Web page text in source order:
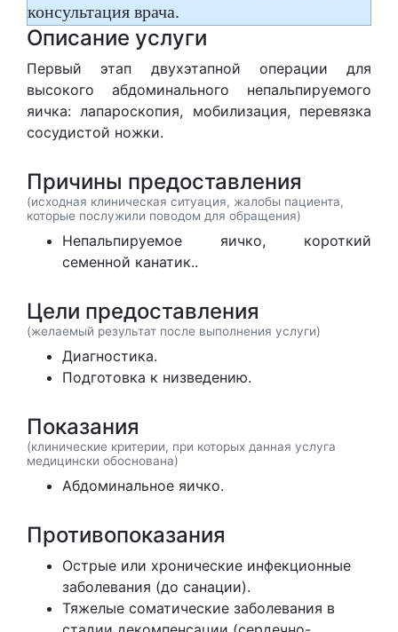
консультация врача.
Описание услуги
Первый этап двухэтапной операции для
высокого абдоминального непальпируемого
яичка: лапароскопия, мобилизация, перевязка
сосудистой ножки.
Причины предоставления
(исходная клиническая ситуация, жалобы пациента,
которые послужили поводом для обращения)
Непальпируемое яичко, короткий
семенной канатик..
Цели предоставления
(желаемый результат после выполнения услуги)
Диагностика.
Подготовка к низведению.
Показания
(клинические критерии, при которых данная услуга
медицински обоснована)
Абдоминальное яичко.
Противопоказания
Острые или хронические инфекционные
заболевания (до санации).
Тяжелые соматические заболевания в